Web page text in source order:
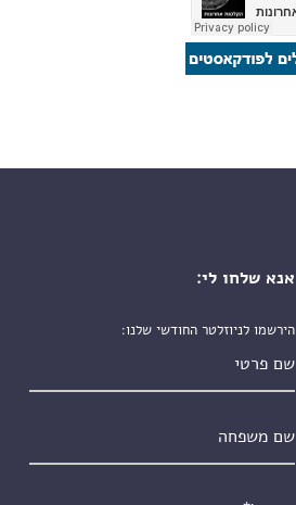
אנא שלחו לי:
הירשמו לניוזלטר החודשי שלנו: